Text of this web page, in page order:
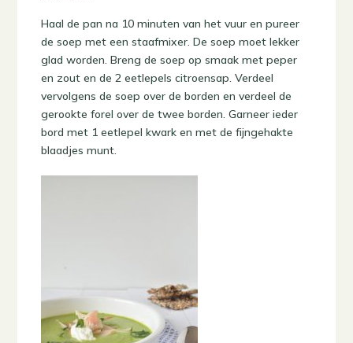
Haal de pan na 10 minuten van het vuur en pureer
de soep met een staafmixer. De soep moet lekker
glad worden. Breng de soep op smaak met peper
en zout en de 2 eetlepels citroensap. Verdeel
vervolgens de soep over de borden en verdeel de
gerookte forel over de twee borden. Garneer ieder
bord met 1 eetlepel kwark en met de fijngehakte
blaadjes munt.